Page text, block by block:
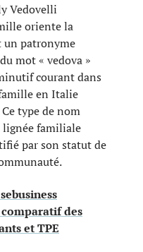
Vedovelli
oriente la
un patronyme
mot « vedova »
courant dans
en Italie
type de nom
familiale
par son statut de
des
et TPE